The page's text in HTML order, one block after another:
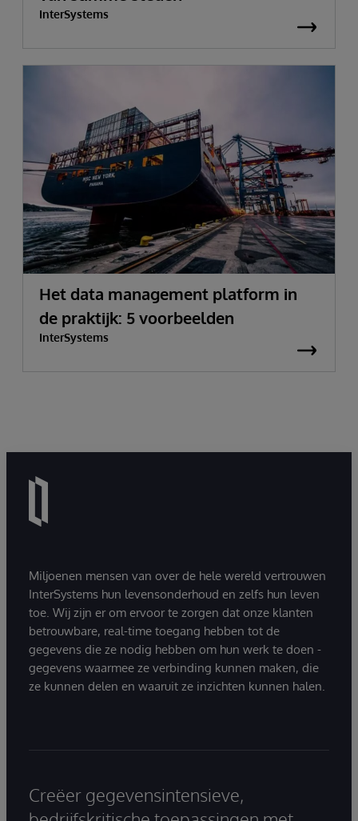
InterSystems
Het data management platform in
de praktijk: 5 voorbeelden
InterSystems
Miljoenen mensen van over de hele wereld vertrouwen
InterSystems hun levensonderhoud en zelfs hun leven
toe. Wij zijn er om ervoor te zorgen dat onze klanten
betrouwbare, real-time toegang hebben tot de
gegevens die ze nodig hebben om hun werk te doen -
gegevens waarmee ze verbinding kunnen maken, die
ze kunnen delen en waaruit ze inzichten kunnen halen.
Creëer gegevensintensieve,